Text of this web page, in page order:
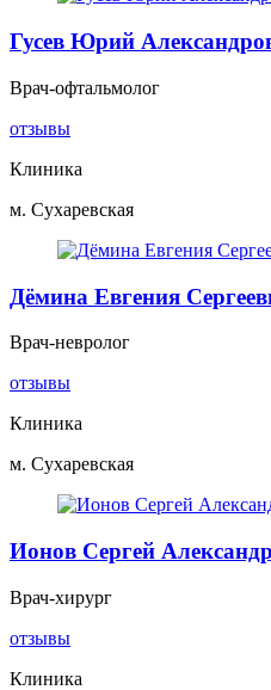
Гусев Юрий
Врач-офтальмолог
отзывы
Клиника
м. Сухаревская
Дёмина Евгения
Врач-невролог
отзывы
Клиника
м. Сухаревская
Ионов Сергей
Врач-хирург
отзывы
Клиника